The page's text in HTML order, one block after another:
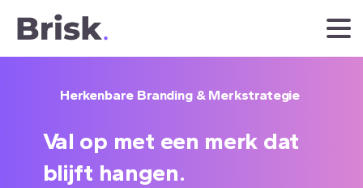
Herkenbare Branding & Merkstrategie
Val op met een merk dat
blijft hangen.